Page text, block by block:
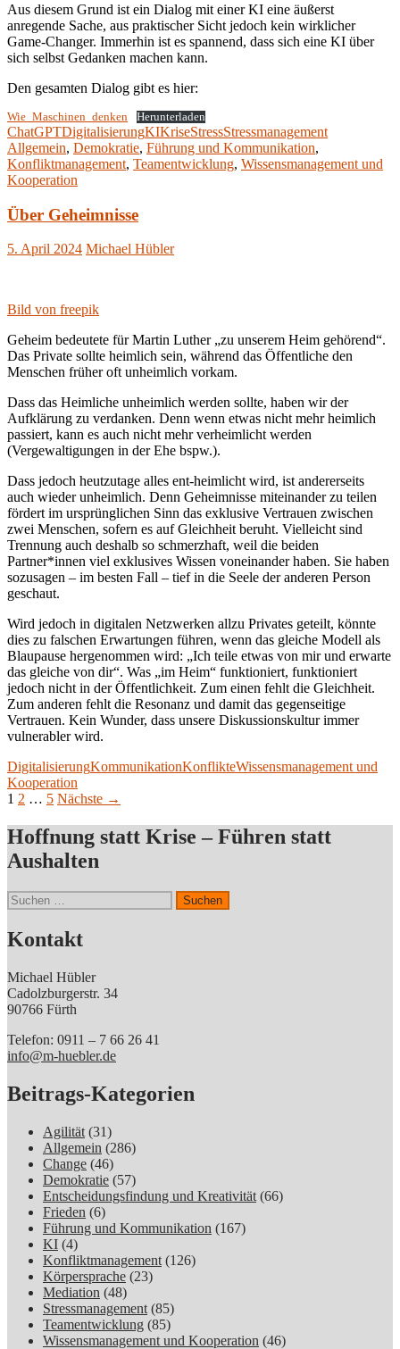
Aus diesem Grund ist ein Dialog mit einer KI eine äußerst
anregende Sache, aus praktischer Sicht jedoch kein wirklicher
Game-Changer. Immerhin ist es spannend, dass sich eine KI über
sich selbst Gedanken machen kann.
Den gesamten Dialog gibt es hier:
Wie_Maschinen_denken Herunterladen
ChatGPTDigitalisierungKIKriseStressStressmanagement
Allgemein, Demokratie, Führung und Kommunikation,
Konfliktmanagement, Teamentwicklung, Wissensmanagement und
Kooperation
Über Geheimnisse
5. April 2024 Michael Hübler
Bild von freepik
Geheim bedeutete für Martin Luther „zu unserem Heim gehörend“.
Das Private sollte heimlich sein, während das Öffentliche den
Menschen früher oft unheimlich vorkam.
Dass das Heimliche unheimlich werden sollte, haben wir der
Aufklärung zu verdanken. Denn wenn etwas nicht mehr heimlich
passiert, kann es auch nicht mehr verheimlicht werden
(Vergewaltigungen in der Ehe bspw.).
Dass jedoch heutzutage alles ent-heimlicht wird, ist andererseits
auch wieder unheimlich. Denn Geheimnisse miteinander zu teilen
fördert im ursprünglichen Sinn das exklusive Vertrauen zwischen
zwei Menschen, sofern es auf Gleichheit beruht. Vielleicht sind
Trennung auch deshalb so schmerzhaft, weil die beiden
Partner*innen viel exklusives Wissen voneinander haben. Sie haben
sozusagen – im besten Fall – tief in die Seele der anderen Person
geschaut.
Wird jedoch in digitalen Netzwerken allzu Privates geteilt, könnte
dies zu falschen Erwartungen führen, wenn das gleiche Modell als
Blaupause hergenommen wird: „Ich teile etwas von mir und erwarte
das gleiche von dir“. Was „im Heim“ funktioniert, funktioniert
jedoch nicht in der Öffentlichkeit. Zum einen fehlt die Gleichheit.
Zum anderen fehlt die Resonanz und damit das gegenseitige
Vertrauen. Kein Wunder, dass unsere Diskussionskultur immer
vulnerabler wird.
DigitalisierungKommunikationKonflikteWissensmanagement und
Kooperation
Beitragsnavigation
1 2 … 5 Nächste →
Hoffnung statt Krise – Führen statt
Aushalten
Suchen
nach:
Kontakt
Michael Hübler
Cadolzburgerstr. 34
90766 Fürth
Telefon: 0911 – 7 66 26 41
info@m-huebler.de
Beitrags-Kategorien
Agilität (31)
Allgemein (286)
Change (46)
Demokratie (57)
Entscheidungsfindung und Kreativität (66)
Frieden (6)
Führung und Kommunikation (167)
KI (4)
Konfliktmanagement (126)
Körpersprache (23)
Mediation (48)
Stressmanagement (85)
Teamentwicklung (85)
Wissensmanagement und Kooperation (46)